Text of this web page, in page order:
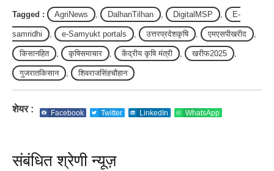
Tagged : AgriNews , DalhanTilhan , DigitalMSP , E-
samridhi , e-Samyukt portals , उत्तरप्रदेशकृषि , एमएसपीखरीद ,
किसानहित , कृषिसमाचार , केंद्रीय कृषि मंत्री , खरीफ2025 ,
गुजरातकिसान , शिवराजसिंहचौहान
शेयर : Facebook Twitter LinkedIn WhatsApp
संबंधित श्रेणी न्यूज़